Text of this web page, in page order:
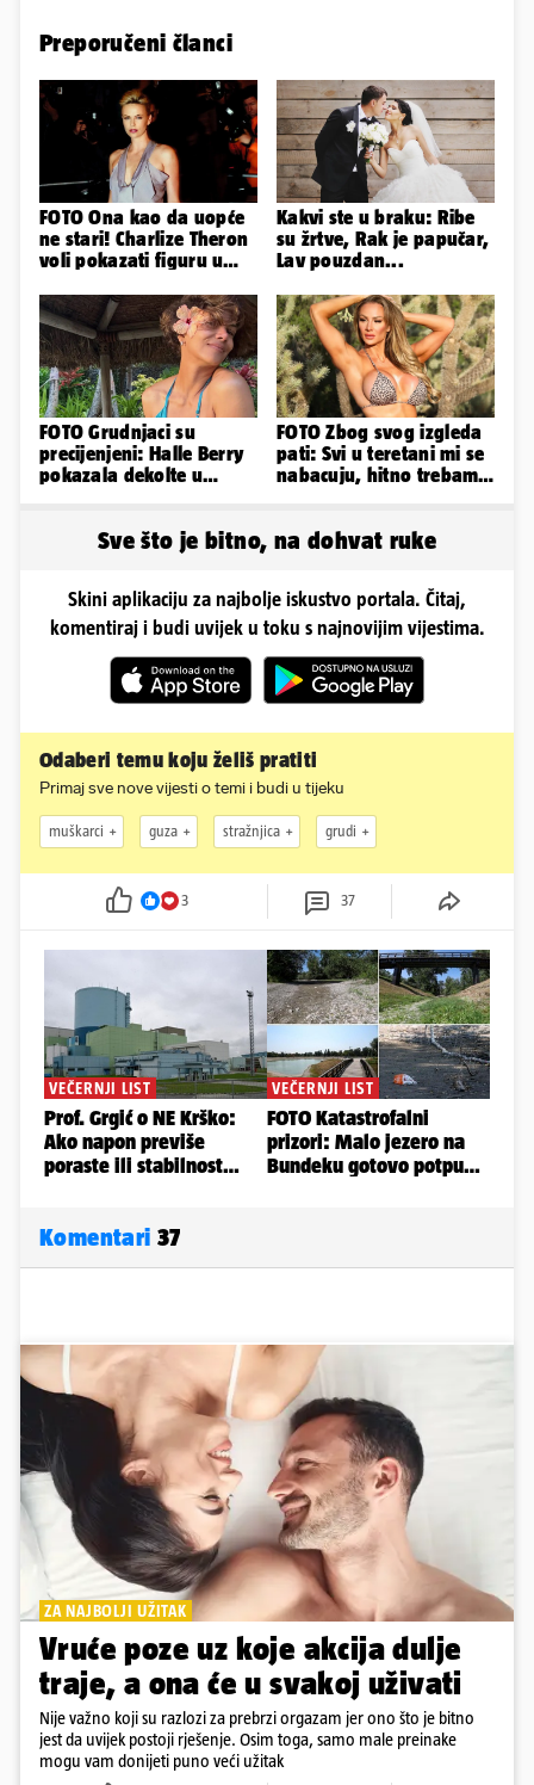
Preporučeni članci
FOTO Ona kao da uopće
ne stari! Charlize Theron
voli pokazati figuru u
Kakvi ste u braku: Ribe
su žrtve, Rak je papučar,
Lav pouzdan...
FOTO Grudnjaci su
precijenjeni: Halle Berry
pokazala dekolte u
FOTO Zbog svog izgleda
pati: Svi u teretani mi se
nabacuju, hitno trebam
Sve što je bitno, na dohvat ruke
Skini aplikaciju za najbolje iskustvo portala. Čitaj,
komentiraj i budi uvijek u toku s najnovijim vijestima.
Odaberi temu koju želiš pratiti
Primaj sve nove vijesti o temi i budi u tijeku
muškarci guza stražnjica grudi
3 37
Komentari 37
ZA NAJBOLJI UŽITAK
Vruće poze uz koje akcija dulje
traje, a ona će u svakoj uživati
Nije važno koji su razlozi za prebrzi orgazam jer ono što je bitno
jest da uvijek postoji rješenje. Osim toga, samo male preinake
mogu vam donijeti puno veći užitak